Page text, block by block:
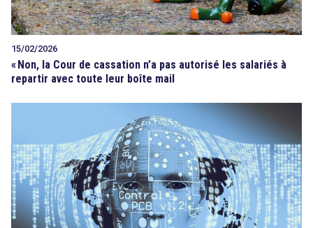
15/02/2026
« Non, la Cour de cassation n’a pas autorisé les salariés à
repartir avec toute leur boîte mail